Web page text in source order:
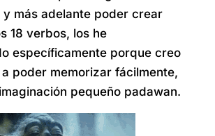
y más adelante poder crear
18 verbos, los he
específicamente porque creo
poder memorizar fácilmente,
pequeño padawan.